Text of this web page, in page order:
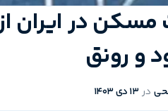
و رونق
در 13 دی 1403